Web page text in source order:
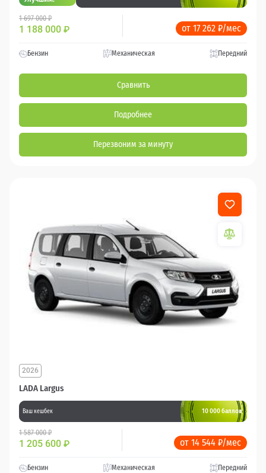
1 697 000 ₽
1 188 000 ₽ от 17 262 ₽/мес
Бензин Механическая Передний
Сравнить
Подробнее
Перезвоним за минуту
LADA Largus
2026
Ваш кешбек 10 000 баллов
1 587 000 ₽
1 205 600 ₽ от 14 544 ₽/мес
Бензин Механическая Передний